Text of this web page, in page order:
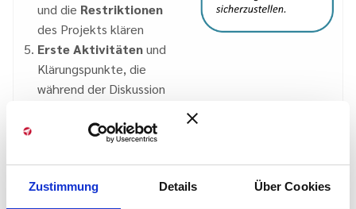
Zustimmung Details Über Cookies
und die Restriktionen
des Projekts klären
Erste Aktivitätenund
Klärungspunkte, die
während der Diskussion
Am Ende überprüfen,
ob alles berücksichtigt
wurde und im
Gesamtkontext